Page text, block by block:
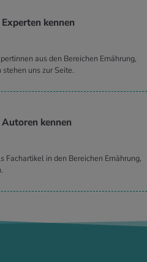
ken­nen
aus den Bereichen Ernährung,
uns zur Seite.
ken­nen
Fachartikel in den Bereichen Ernährung,